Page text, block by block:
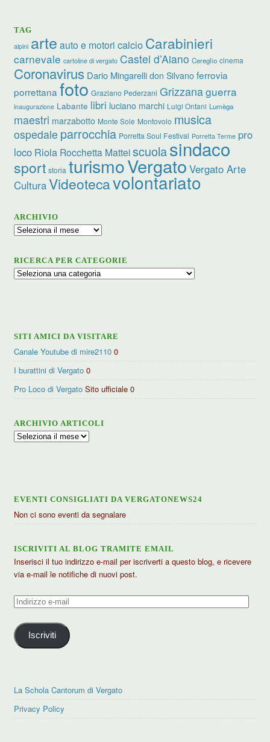
TAG
alpini arte auto e motori calcio Carabinieri
carnevale cartoline di vergato Castel d’Aiano Cereglio cinema
Coronavirus Dario Mingarelli don Silvano ferrovia
porrettana foto Graziano Pederzani Grizzanaguerra
inaugurazione Labante libri luciano marchi Luigi Ontani Lumèga
maestri marzabotto Monte Sole Montovolo musica
ospedale parrocchia Porretta Soul Festival Porretta Terme pro
loco Riola Rocchetta Matteiscuolasindaco
sport storia turismoVergato Vergato Arte
CulturaVideotecavolontariato
ARCHIVIO
Archivio
RICERCA PER CATEGORIE
Ricerca
SITI AMICI DA VISITARE
Canale Youtube di mire2110 0
I burattini di Vergato 0
Pro Loco di Vergato Sito ufficiale 0
ARCHIVIO ARTICOLI
Archivio
EVENTI CONSIGLIATI DA VERGATONEWS24
Non ci sono eventi da segnalare
ISCRIVITI AL BLOG TRAMITE EMAIL
Inserisci il tuo indirizzo e-mail per iscriverti a questo blog, e ricevere
via e-mail le notifiche di nuovi post.
Indirizzo
mail
Iscriviti
La Schola Cantorum di Vergato
Privacy Policy